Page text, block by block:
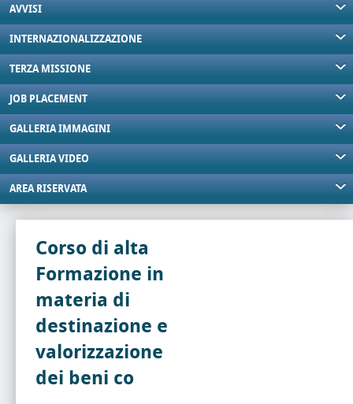
AVVISI
INTERNAZIONALIZZAZIONE
TERZA MISSIONE
JOB PLACEMENT
GALLERIA IMMAGINI
GALLERIA VIDEO
AREA RISERVATA
Corso di alta
Formazione in
materia di
destinazione e
valorizzazione
dei beni co